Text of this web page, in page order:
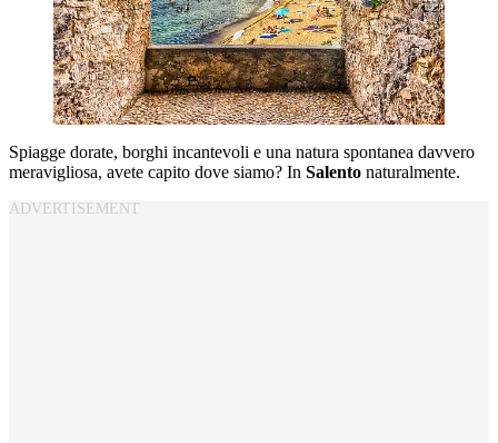
Spiagge dorate, borghi incantevoli e una natura spontanea davvero
meravigliosa, avete capito dove siamo? In Salento naturalmente.